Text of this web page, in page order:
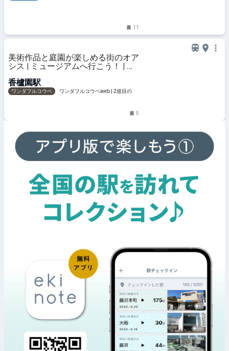
11
美術作品と庭園が楽しめる街のオア
シス | ミュージアムへ行こう！ | ワ
香櫨園駅
ワンダフルコウベ
ワンダフルコウベweb | 2巡目の神
5